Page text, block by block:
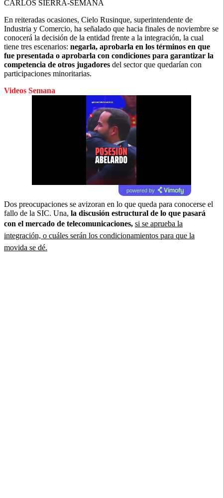
CARLOS SIERRA-SEMANA
En reiteradas ocasiones, Cielo Rusinque, superintendente de
Industria y Comercio, ha señalado que hacia finales de noviembre se
conocerá la decisión de la entidad frente a la integración, la cual
tiene tres escenarios: negarla, aprobarla en los términos en que
fue presentada o aprobarla con condiciones para garantizar la
competencia de otros jugadores del sector que quedarían con
participaciones minoritarias.
Videos Semana
powered by
Dos preocupaciones se avizoran en lo que queda para conocerse el
fallo de la SIC. Una, la discusión estructural de lo que pasará
con el mercado de telecomunicaciones, si se aprueba la
integración, o cuáles serán los condicionamientos para que la
movida se dé.